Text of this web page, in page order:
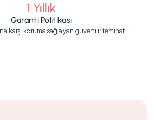
1 Yıllık
Garanti Politikası
karşı koruma sağlayan güvenilir teminat.